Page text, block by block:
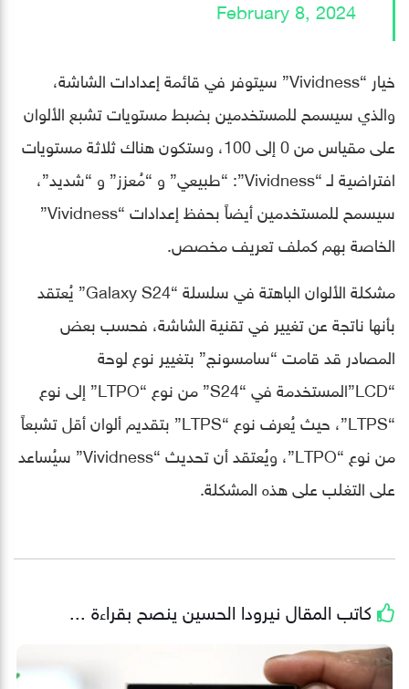
February 8, 2024
خيار “Vividness” سيتوفر في قائمة إعدادات الشاشة،
والذي سيسمح للمستخدمين بضبط مستويات تشبع الألوان
على مقياس من 0 إلى 100، وستكون هناك ثلاثة مستويات
افتراضية لـ “Vividness”: “طبيعي” و “مُعزز” و “شديد”،
سيسمح للمستخدمين أيضاً بحفظ إعدادات “Vividness”
الخاصة بهم كملف تعريف مخصص.
مشكلة الألوان الباهتة في سلسلة “Galaxy S24” يُعتقد
بأنها ناتجة عن تغيير في تقنية الشاشة، فحسب بعض
المصادر قد قامت “سامسونج” بتغيير نوع لوحة
“LCD”المستخدمة في “S24” من نوع “LTPO” إلى نوع
“LTPS”، حيث يُعرف نوع “LTPS” بتقديم ألوان أقل تشبعاً
من نوع “LTPO”، ويُعتقد أن تحديث “Vividness” سيُساعد
على التغلب على هذه المشكلة.
كاتب المقال نيرودا الحسين ينصح بقراءة ...